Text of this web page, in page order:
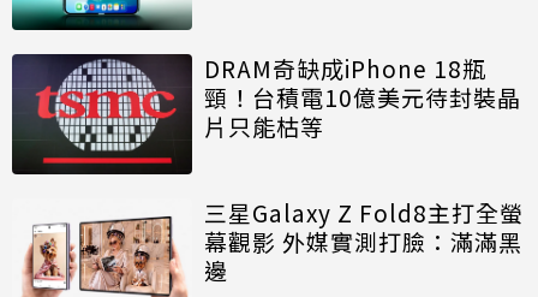
DRAM奇缺成iPhone 18瓶
頸！台積電10億美元待封裝晶
片只能枯等
三星Galaxy Z Fold8主打全螢
幕觀影 外媒實測打臉：滿滿黑
邊